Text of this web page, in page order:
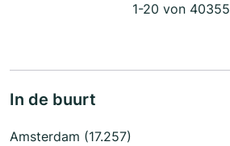
1-20 von 40355
In de buurt
Amsterdam (17.257)